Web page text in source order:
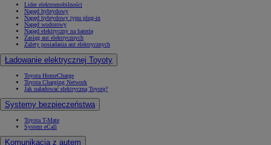
Lider elektromobilności
Napęd hybrydowy
Napęd hybrydowy typu plug-in
Napęd wodorowy
Napęd elektryczny na baterię
Zasięg aut elektrycznych
Zalety posiadania aut elektrycznych
Ładowanie elektrycznej Toyoty
Toyota HomeCharge
Toyota Charging Network
Jak naładować elektryczną Toyotę?
Systemy bezpieczeństwa
Toyota T-Mate
System eCall
Komunikacja z autem